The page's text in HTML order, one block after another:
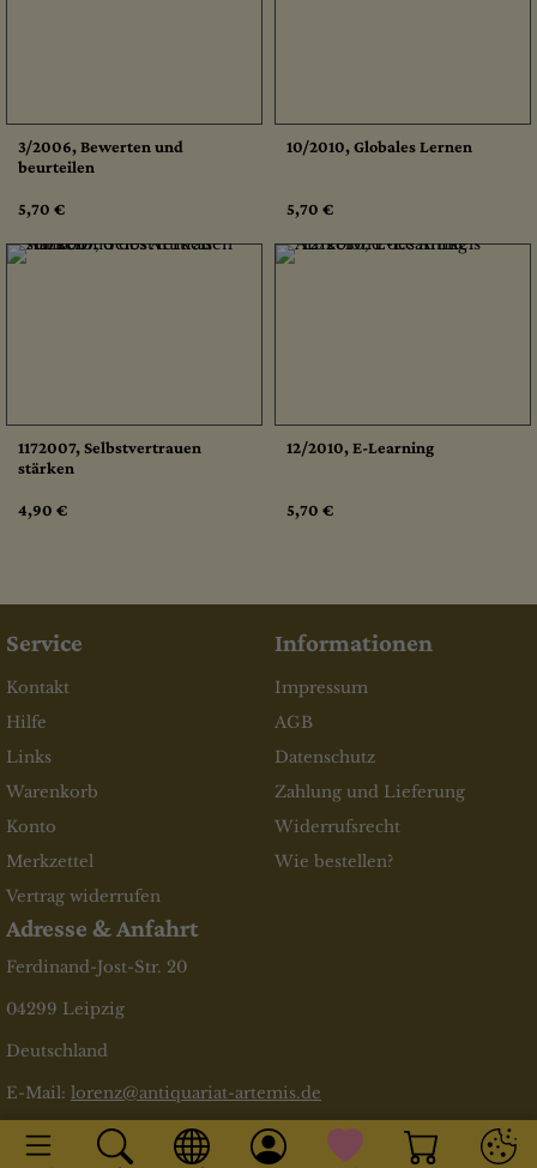
3/2006, Bewerten und
beurteilen
5,70 €
10/2010, Globales Lernen
5,70 €
1172007, Selbstvertrauen
stärken
4,90 €
12/2010, E-Learning
5,70 €
Service
Kontakt
Hilfe
Links
Warenkorb
Konto
Merkzettel
Vertrag widerrufen
Informationen
Impressum
AGB
Datenschutz
Zahlung und Lieferung
Widerrufsrecht
Wie bestellen?
Adresse & Anfahrt
Ferdinand-Jost-Str. 20
04299 Leipzig
Deutschland
E-Mail: lorenz@antiquariat-artemis.de
* inkl. MwSt., zzgl.Versandkosten